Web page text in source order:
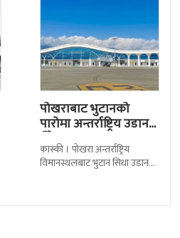
पोखराबाट भुटानको
पारोमा अन्तर्राष्ट्रिय उडान
हुँदै
कास्की । पोखरा अन्तर्राष्ट्रिय
विमानस्थलबाट भुटान सिधा उडान
लागेको हो